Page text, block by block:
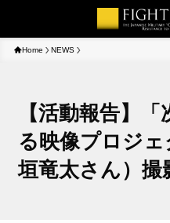
Home NEWS
【活動報告】
る映像プロジ
垣竜太さん）撮